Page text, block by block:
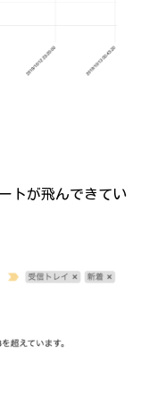
トが飛んできてい